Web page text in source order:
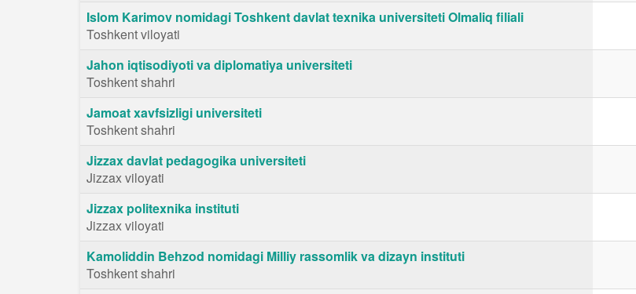
Islom Karimov nomidagi Toshkent davlat texnika universiteti Olmaliq filiali
Toshkent viloyati
Jahon iqtisodiyoti va diplomatiya universiteti
Toshkent shahri
Jamoat xavfsizligi universiteti
Toshkent shahri
Jizzax davlat pedagogika universiteti
Jizzax viloyati
Jizzax politexnika instituti
Jizzax viloyati
Kamoliddin Behzod nomidagi Milliy rassomlik va dizayn instituti
Toshkent shahri